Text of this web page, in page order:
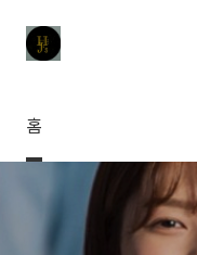
홈